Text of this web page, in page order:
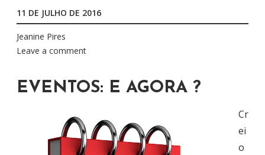
11 DE JULHO DE 2016
Jeanine Pires
Leave a comment
EVENTOS: E AGORA ?
Cr
ei
o